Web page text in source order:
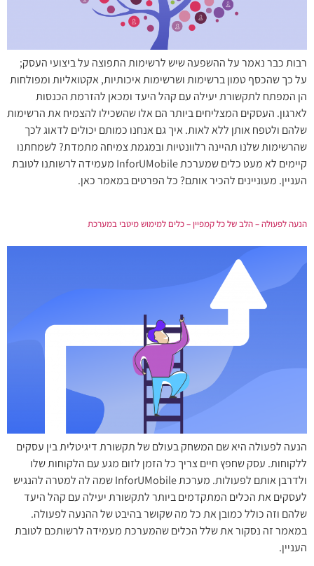
רבות כבר נאמר על ההשפעה שיש לרשימות התפוצה על ביצועי העסק;
על כך שהכסף טמון ברשימות ושרשימות איכותיות, אקטואליות ומפולחות
הן המפתח לתקשורת יעילה עם קהל היעד ומכאן להזרמת הכנסות
לארגון. העסקים המצליחים ביותר הם אלו שהשכילו להצמיח את הרשימות
שלהם ולטפח אותן ללא לאות. איך גם אנחנו כמותם יכולים לדאוג לכך
שהרשימות שלנו תהיינה רלוונטיות ובמגמת צמיחה מתמדת? לשמחתנו
קיימים לא מעט כלים שמערכת InforUMobile מעמידה לרשותנו לטובת
העניין. מעוניינים להכיר אותם? כל הפרטים במאמר כאן.
הנעה לפעולה – הלב של כל קמפיין – כלים למימוש מיטבי במערכת
הנעה לפעולה היא שם המשחק בעולם של תקשורת דיגיטלית בין עסקים
ללקוחות. עסק שחפץ חיים צריך כל הזמן לזום מגע עם הלקוחות שלו
ולדרבן אותם לפעולות. מערכת InforUMobile שמה לה למטרה להנגיש
לעסקים את הכלים המתקדמים ביותר לתקשורת יעילה עם קהל היעד
שלהם וזה כולל כמובן את כל מה שקושר בהיבט של ההנעה לפעולה.
במאמר זה נסקור את שלל הכלים שהמערכת מעמידה לרשותכם לטובת
העניין.